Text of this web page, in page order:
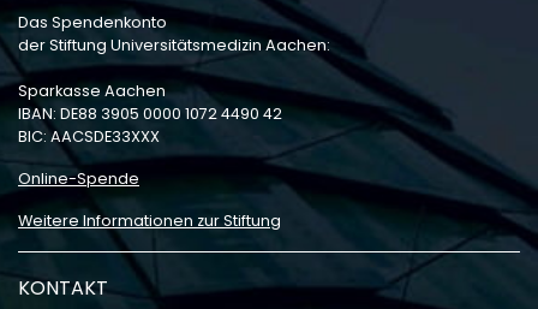
Das Spendenkonto
der Stiftung Universitätsmedizin Aachen:
Sparkasse Aachen
IBAN: DE88 3905 0000 1072 4490 42
BIC: AACSDE33XXX
Online-Spende
Weitere Informationen zur Stiftung
KONTAKT